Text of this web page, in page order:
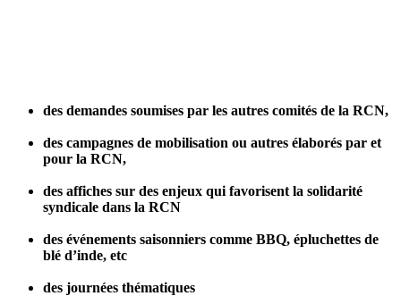
des demandes soumises par les autres comités de la RCN,
des campagnes de mobilisation ou autres élaborés par et
pour la RCN,
des affiches sur des enjeux qui favorisent la solidarité
syndicale dans la RCN
des événements saisonniers comme BBQ, épluchettes de
blé d’inde, etc
des journées thématiques